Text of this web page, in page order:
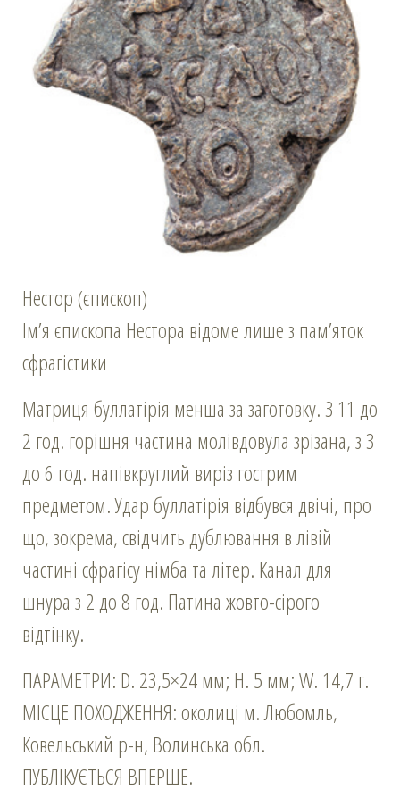
Нестор (єпископ)
Ім’я єпископа Нестора відоме лише з пам’яток
сфрагістики
Матриця буллатірія менша за заготовку. З 11 до
2 год. горішня частина молівдовула зрізана, з 3
до 6 год. напівкруглий виріз гострим
предметом. Удар буллатірія відбувся двічі, про
що, зокрема, свідчить дублювання в лівій
частині сфрагісу німба та літер. Канал для
шнура з 2 до 8 год. Патина жовто-сірого
відтінку.
ПАРАМЕТРИ: D. 23,5×24 мм; Н. 5 мм; W. 14,7 г.
МІСЦЕ ПОХОДЖЕННЯ: околиці м. Любомль,
Ковельський р-н, Волинська обл.
ПУБЛІКУЄТЬСЯ ВПЕРШЕ.